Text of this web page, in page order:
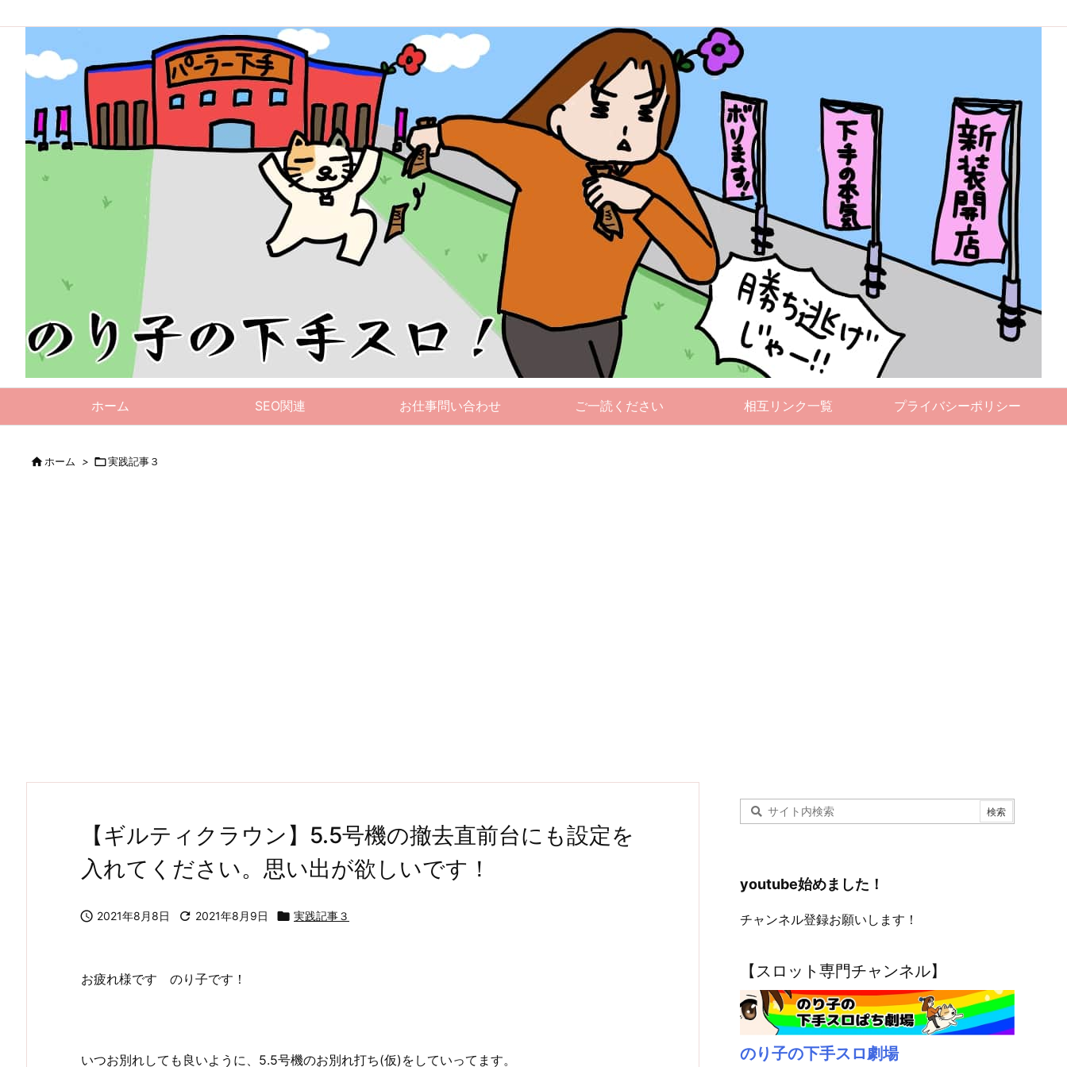
ホーム SEO関連 お仕事問い合わせ ご一読ください 相互リンク一覧 プライバシーポリシー
ホーム > 実践記事３
【ギルティクラウン】5.5号機の撤去直前台にも設定を
入れてください。思い出が欲しいです！
 2021年8月8日  2021年8月9日  実践記事３
お疲れ様です のり子です！
いつお別れしても良いように、5.5号機のお別れ打ち(仮)をしていってます。
youtube始めました！
チャンネル登録お願いします！
【スロット専門チャンネル】
のり子の下手スロ劇場